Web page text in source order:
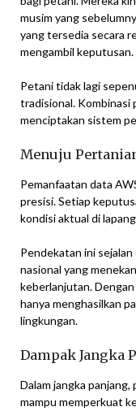
musim yang
yang tersedia secara
mengambil keputusan.
Petani tidak lagi
tradisional. Kombinasi
menciptakan sistem
Menuju
Pemanfaatan data
presisi. Setiap
kondisi aktual di
Pendekatan ini
nasional yang
keberlanjutan.
hanya menghasilkan
lingkungan.
Dampak Jangka
Dalam jangka
mampu memperkuat